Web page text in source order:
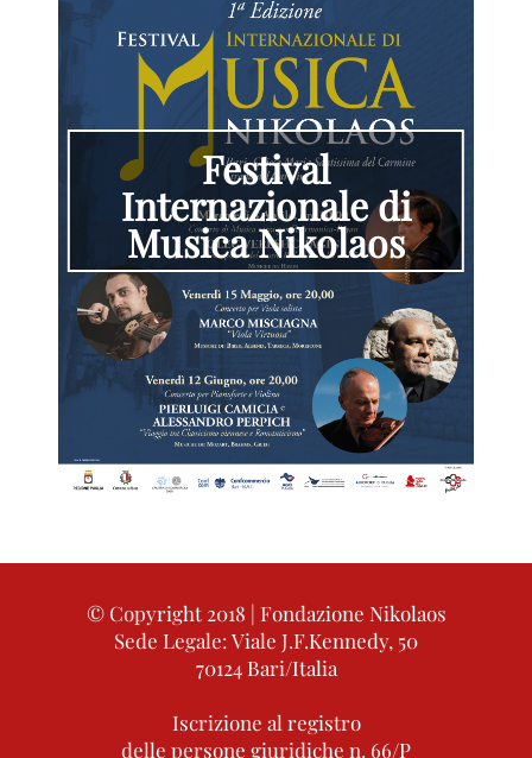
Festival
Internazionale di
Musica Nikolaos
© Copyright 2018 | Fondazione Nikolaos
Sede Legale: Viale J.F.Kennedy, 50
70124 Bari/Italia
Iscrizione al registro
delle persone giuridiche n. 66/P